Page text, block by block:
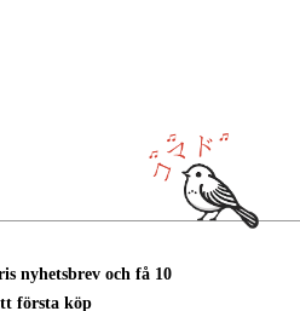
nyhetsbrev och få 10
första köp